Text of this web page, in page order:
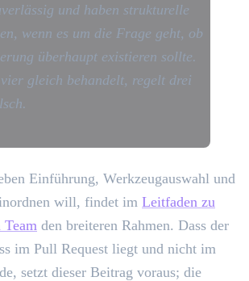
und haben strukturelle
wenn es um die Frage geht, ob
überhaupt existieren sollte.
gleich behandelt, regelt drei
Einführung, Werkzeugauswahl und
will, findet im Leitfaden zu
den breiteren Rahmen. Dass der
im Pull Request liegt und nicht im
setzt dieser Beitrag voraus; die